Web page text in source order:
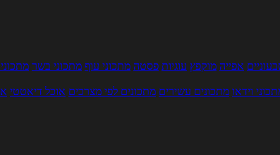
אפייה מוקפץ עוגיות פסטה מתכוני עוף מתכוני בשר
וידאו מתכונים עשירים מתכונים לפי מצרכים אוכל דיאטטי